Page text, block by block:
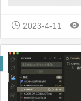
2023-4-11